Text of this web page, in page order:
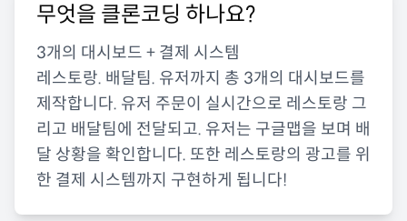
무엇을 클론코딩 하나요?
3개의 대시보드 + 결제 시스템
레스토랑. 배달팀. 유저까지 총 3개의 대시보드를
제작합니다. 유저 주문이 실시간으로 레스토랑 그
리고 배달팀에 전달되고. 유저는 구글맵을 보며 배
달 상황을 확인합니다. 또한 레스토랑의 광고를 위
한 결제 시스템까지 구현하게 됩니다!